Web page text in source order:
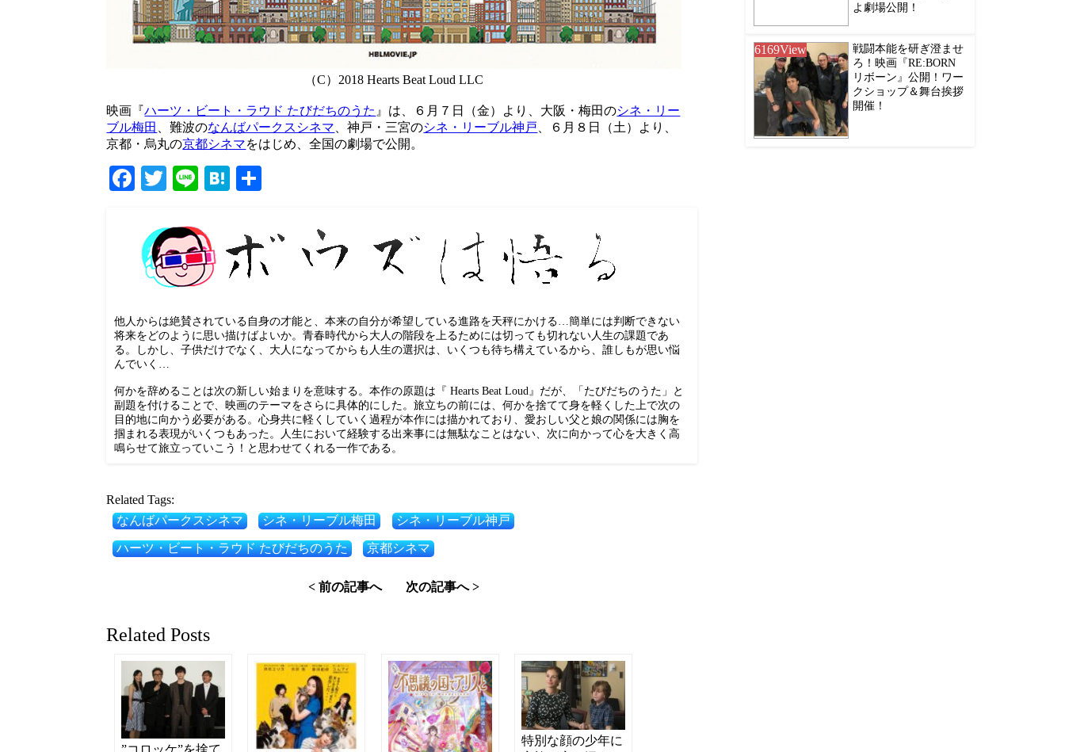
（C）2018 Hearts Beat Loud LLC
映画『ハーツ・ビート・ラウド たびだちのうた 』は、６月７日（金）より、大阪・梅田のシネ・リー
ブル梅田
、難波のなんばパークスシネマ 、神戸・三宮のシネ・リーブル神戸 、６月８日（土）より、
京都・烏丸の京都シネマをはじめ、全国の劇場で公開。
Facebook
TwitterLineHatena
他人からは絶賛されている自身の才能と、本来の自分が希望している進路を天秤にかける…簡単には判断できない
将来をどのように思い描けばよいか。青春時代から大人の階段を上るためには切っても切れない人生の課題であ
る。しかし、子供だけでなく、大人になってからも人生の選択は、いくつも待ち構えているから、誰しもが思い悩
んでいく…
何かを辞めることは次の新しい始まりを意味する。本作の原題は『 Hearts Beat Loud』だが、「たびだちのうた」と
副題を付けることで、映画のテーマをさらに具体的にした。旅立ちの前には、何かを捨てて身を軽くした上で次の
目的地に向かう必要がある。心身共に軽くしていく過程が本作には描かれており、愛おしい父と娘の関係には胸を
掴まれる表現がいくつもあった。人生において経験する出来事には無駄なことはない、次に向かって心を大きく高
鳴らせて旅立っていこう！と思わせてくれる一作である。
Related Tags:
なんばパークスシネマ
シネ・リーブル梅田 シネ・リーブル神戸
ハーツ・ビート・ラウド たびだちのうた 京都シネマ
< 前の記事へ 次の記事へ >
Related Posts
特別な顔の少年に
よ劇場公開！
6169View
戦闘本能を研ぎ澄ませ
ろ！映画『RE:BORN
リボーン』公開！ワー
クショップ＆舞台挨拶
開催！